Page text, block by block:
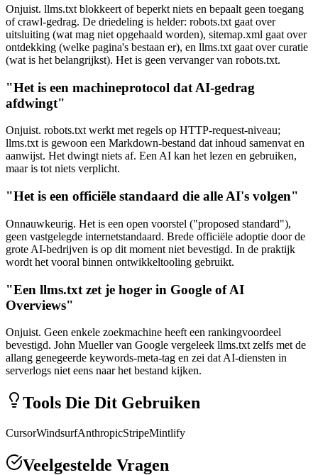
Onjuist. llms.txt blokkeert of beperkt niets en bepaalt geen toegang
of crawl-gedrag. De driedeling is helder: robots.txt gaat over
uitsluiting (wat mag niet opgehaald worden), sitemap.xml gaat over
ontdekking (welke pagina's bestaan er), en llms.txt gaat over curatie
(wat is het belangrijkst). Het is geen vervanger van robots.txt.
"Het is een machineprotocol dat AI-gedrag
afdwingt"
Onjuist. robots.txt werkt met regels op HTTP-request-niveau;
llms.txt is gewoon een Markdown-bestand dat inhoud samenvat en
aanwijst. Het dwingt niets af. Een AI kan het lezen en gebruiken,
maar is tot niets verplicht.
"Het is een officiële standaard die alle AI's volgen"
Onnauwkeurig. Het is een open voorstel ("proposed standard"),
geen vastgelegde internetstandaard. Brede officiële adoptie door de
grote AI-bedrijven is op dit moment niet bevestigd. In de praktijk
wordt het vooral binnen ontwikkeltooling gebruikt.
"Een llms.txt zet je hoger in Google of AI
Overviews"
Onjuist. Geen enkele zoekmachine heeft een rankingvoordeel
bevestigd. John Mueller van Google vergeleek llms.txt zelfs met de
allang genegeerde keywords-meta-tag en zei dat AI-diensten in
serverlogs niet eens naar het bestand kijken.
Tools Die Dit Gebruiken
CursorWindsurfAnthropicStripeMintlify
Veelgestelde Vragen